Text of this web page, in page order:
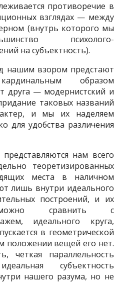
противоречие в
взглядах — между
(внутрь которого мы
психолого-
на субъектность).
нашим взором предстают
образом
друга — модернистский и
таковых названий
и мы их наделяем
для удобства различения
нам всего
теоретизированных
места в наличном
лишь внутри идеального
построений, и их
можно сравнить с
идеального круга,
в геометри­ческой
положении вещей его нет.
четкая параллельность
субъектность
нашего разума, но не